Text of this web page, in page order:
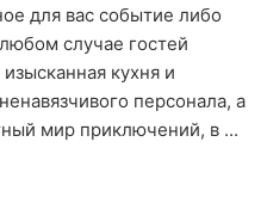
для вас событие либо
случае гостей
кухня и
персонала, а
мир приключений, в ...